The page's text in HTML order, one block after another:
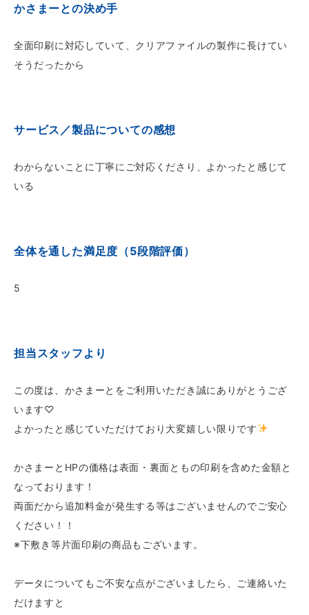
かさまーとの決め手
全面印刷に対応していて、クリアファイルの製作に長けてい
そうだったから
サービス／製品についての感想
わからないことに丁寧にご対応くださり、よかったと感じて
いる
全体を通した満足度（5段階評価）
5
担当スタッフより
この度は、かさまーとをご利用いただき誠にありがとうござ
います♡
よかったと感じていただけており大変嬉しい限りです
かさまーとHPの価格は表面・裏面ともの印刷を含めた金額と
なっております！
両面だから追加料金が発生する等はございませんのでご安心
ください！！
※下敷き等片面印刷の商品もございます。
データについてもご不安な点がございましたら、ご連絡いた
だけますと